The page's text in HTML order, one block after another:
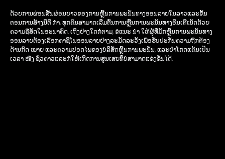
ດ້ວຍການຜ່ອນສັ້ນຜ່ອນຍາວຂອງການຫຼີ້ນການພະນັນທາງອອນລາຍໃນລາວແລະຂັ້ນ
ຕອນການສ້າງນິຕິ ກຳ, ທຸກຄົນສາມາດເລີ່ມຕົ້ນການຫຼີ້ນການພະນັນທາງອິນເຕີເນັດດ້ວຍ
ຄວາມຊື່ສັດໃນອະນາຄົດ. ເຖິງຢ່າງໃດກໍ່ຕາມ, ຂໍແນະ ນຳ ໃຫ້ຜູ້ທີ່ມັກຫຼີ້ນການພະນັນທາງ
ອອນລາຍຕ້ອງເລືອກຄາຊີໂນອອນລາຍຢ່າງລະມັດລະວັງເພື່ອຮັບປະກັນຄວາມຖືກຕ້ອງ
ດ້ານກົດ ໝາຍ ແລະຄວາມປອດໄພຂອງບໍລິສັດຫຼີ້ນການພະນັນ, ແລະຢ່າໂກດແຄ້ນເປັນ
ເວລາ ໜຶ່ງ ຊົ່ວຄາວແລະກໍ່ໃຫ້ເກີດການສູນເສຍທີ່ບໍ່ສາມາດແຂ່ງຂັນໄດ້.